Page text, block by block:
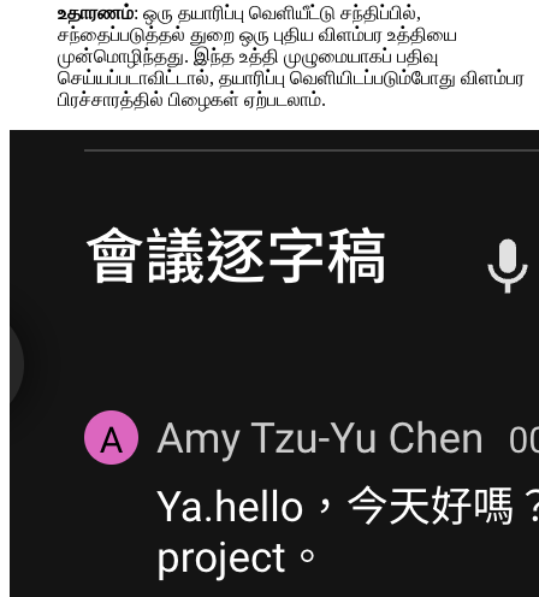
உதாரணம்: ஒரு தயாரிப்பு வெளியீட்டு சந்திப்பில்,
சந்தைப்படுத்தல் துறை ஒரு புதிய விளம்பர உத்தியை
முன்மொழிந்தது. இந்த உத்தி முழுமையாகப் பதிவு
செய்யப்படாவிட்டால், தயாரிப்பு வெளியிடப்படும்போது விளம்பர
பிரச்சாரத்தில் பிழைகள் ஏற்படலாம்.